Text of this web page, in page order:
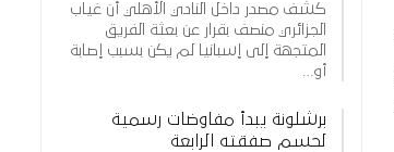
كشف مصدر داخل النادي الأهلي أن غياب
الجزائري منصف بقرار عن بعثة الفريق
المتجهة إلى إسبانيا لم يكن بسبب إصابة
أو…
برشلونة يبدأ مفاوضات رسمية
لحسم صفقته الرابعة